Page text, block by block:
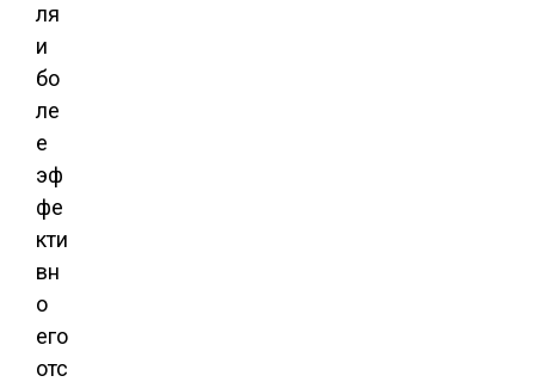
ля
и
бо
ле
е
эф
фе
кти
вн
о
его
отс